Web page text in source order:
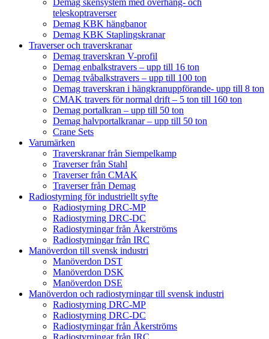
Demag skensystem med överhäng- och
teleskoptraverser
Demag KBK hängbanor
Demag KBK Staplingskranar
Traverser och traverskranar
Demag traverskran V-profil
Demag enbalkstravers – upp till 16 ton
Demag tvåbalkstravers – upp till 100 ton
Demag traverskran i hängkranuppförande- upp till 8 ton
CMAK travers för normal drift – 5 ton till 160 ton
Demag portalkran – upp till 50 ton
Demag halvportalkranar – upp till 50 ton
Crane Sets
Varumärken
Traverskranar från Siempelkamp
Traverser från Stahl
Traverser från CMAK
Traverser från Demag
Radiostyrning för industriellt syfte
Radiostyrning DRC-MP
Radiostyrning DRC-DC
Radiostyrningar från Åkerströms
Radiostyrningar från IRC
Manöverdon till svensk industri
Manöverdon DST
Manöverdon DSK
Manöverdon DSE
Manöverdon och radiostyrningar till svensk industri
Radiostyrning DRC-MP
Radiostyrning DRC-DC
Radiostyrningar från Åkerströms